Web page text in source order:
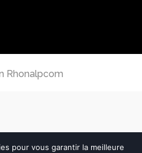
Rhonalpcom
pour vous garantir la meilleure